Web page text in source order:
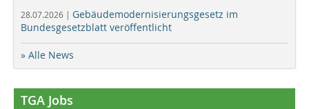
28.07.2026 | Gebäudemodernisierungsgesetz im
Bundesgesetzblatt veröffentlicht
» Alle News
TGA Jobs